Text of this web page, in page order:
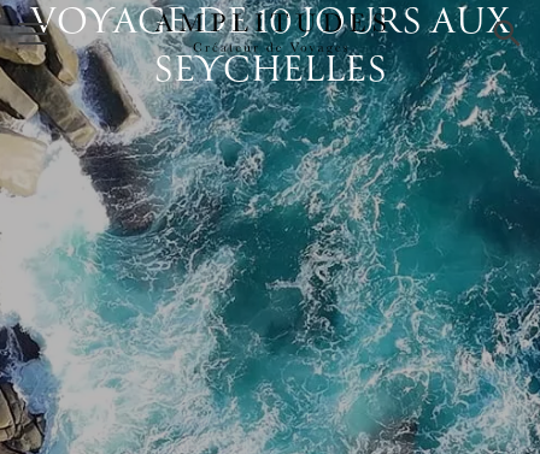
×VOYAGE DE 10 JOURS AUX
SEYCHELLES